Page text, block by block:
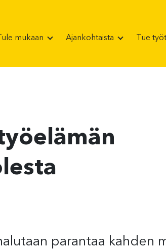
Tule mukaan Ajankohtaista Tue
parantaa kahden